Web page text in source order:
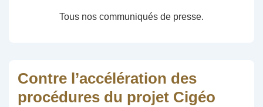
Tous nos communiqués de presse.
Contre l’accélération des
procédures du projet Cigéo